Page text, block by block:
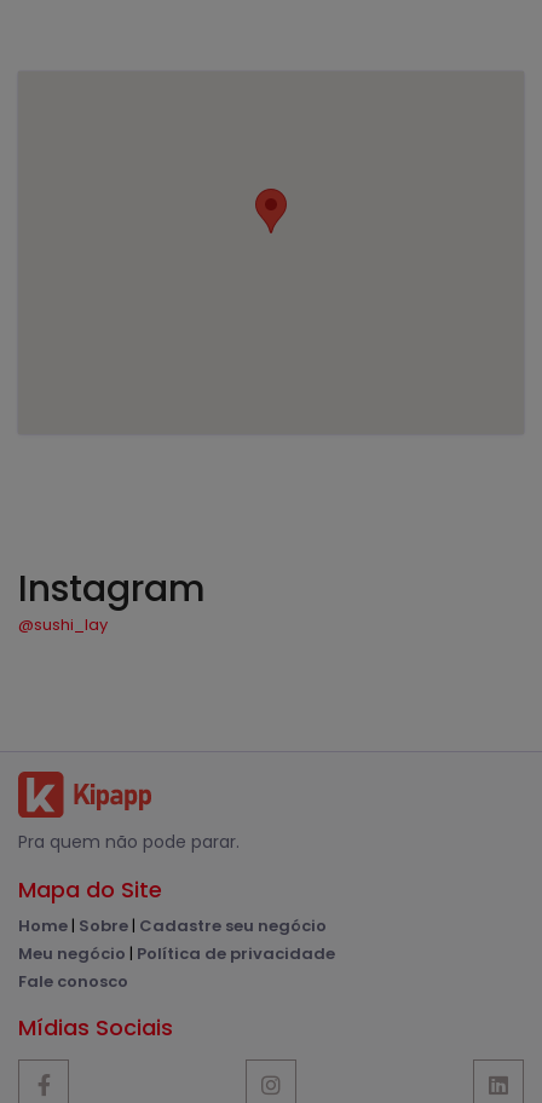
Instagram
@sushi_lay
Pra quem não pode parar.
Mapa do Site
Home| Sobre| Cadastre seu negócio
Meu negócio | Política de privacidade
Fale conosco
Mídias Sociais